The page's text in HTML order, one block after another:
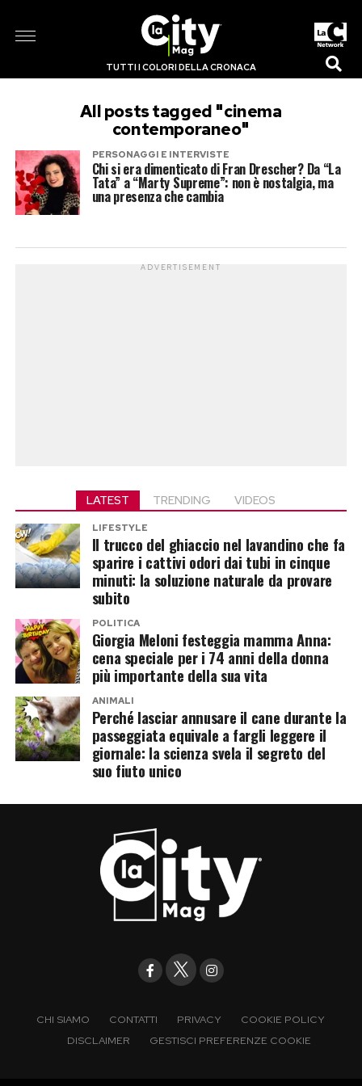
TUTTI I COLORI DELLA CRONACA
All posts tagged "cinema
contemporaneo"
PERSONAGGI E INTERVISTE
Chi si era dimenticato di Fran Drescher? Da “La
Tata” a “Marty Supreme”: non è nostalgia, ma
una presenza che cambia
ADVERTISEMENT
LATEST TRENDING VIDEOS
LIFESTYLE
Il trucco del ghiaccio nel lavandino che fa
sparire i cattivi odori dai tubi in cinque
minuti: la soluzione naturale da provare
subito
POLITICA
Giorgia Meloni festeggia mamma Anna:
cena speciale per i 74 anni della donna
più importante della sua vita
ANIMALI
Perché lasciar annusare il cane durante la
passeggiata equivale a fargli leggere il
giornale: la scienza svela il segreto del
suo fiuto unico
CHI SIAMO CONTATTI PRIVACY
COOKIE POLICY
DISCLAIMER
GESTISCI PREFERENZE COOKIE